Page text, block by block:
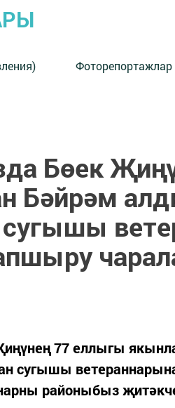
Фоторепортажлар
Бөек
Бәйрәм
сугышы
77 еллыгы
сугышы
районыбыз